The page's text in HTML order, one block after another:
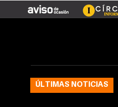
ÚLTIMAS NOTICIAS